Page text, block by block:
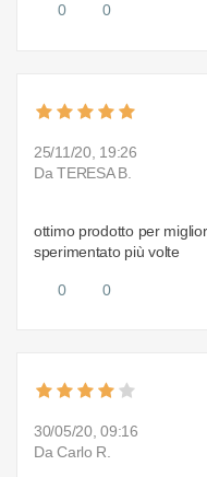
0 0
25/11/20, 19:26
Da TERESA B.
ottimo prodotto per
sperimentato più volte
0 0
30/05/20, 09:16
Da Carlo R.